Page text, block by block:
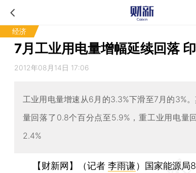
经济
7月工业用电量增幅延续回落
2012年08月14日 17:06
工业用电量增速从6月的3.3%下滑至7月的3%
量回落了0.8个百分点至5.9%，重工业用电量
2.4%
【财新网】（记者李雨谦） 国家能源局